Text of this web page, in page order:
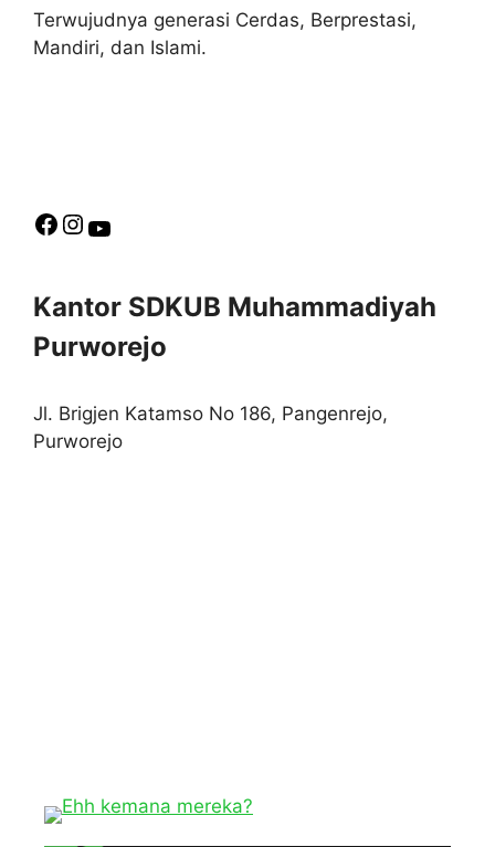
Terwujudnya generasi Cerdas, Berprestasi,
Mandiri, dan Islami.
Facebook
Instagram
Kantor SDKUB Muhammadiyah
Purworejo
Jl. Brigjen Katamso No 186, Pangenrejo,
Purworejo